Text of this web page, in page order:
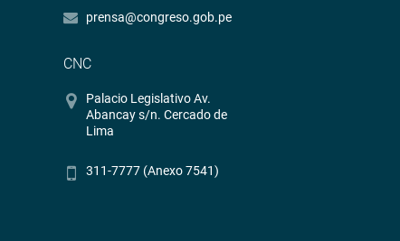
prensa@congreso.gob.pe
CNC
Palacio Legislativo Av.
Abancay s/n. Cercado de
Lima
311-7777 (Anexo 7541)